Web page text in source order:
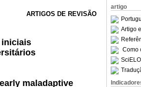
artigo
Artigo
Como
ARTIGOS DE REVISÃO
iniciais
maladaptive